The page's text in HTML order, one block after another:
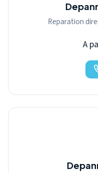
Reparation
A